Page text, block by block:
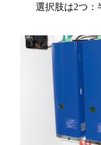
選択肢は2つ：